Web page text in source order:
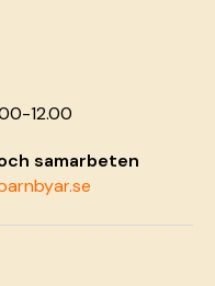
12.00
samarbeten